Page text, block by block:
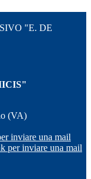
"E. DE
(VA)
inviare una mail
per inviare una mail